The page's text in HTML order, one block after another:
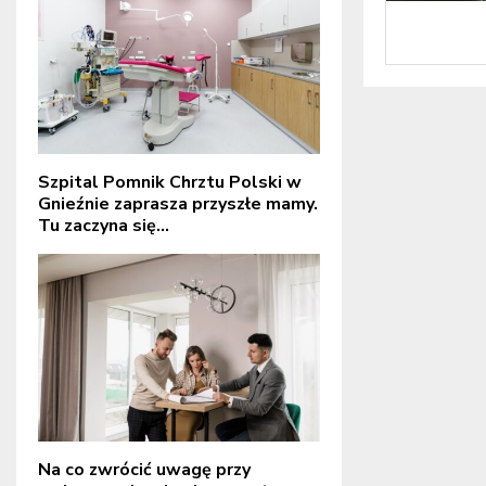
Szpital Pomnik Chrztu Polski w
Gnieźnie zaprasza przyszłe mamy.
Tu zaczyna się...
Na co zwrócić uwagę przy